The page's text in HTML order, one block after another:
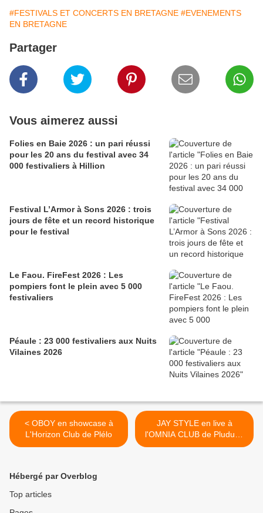
#FESTIVALS ET CONCERTS EN BRETAGNE #EVENEMENTS
EN BRETAGNE
Partager
Vous aimerez aussi
Folies en Baie 2026 : un pari réussi
pour les 20 ans du festival avec 34
000 festivaliers à Hillion
Festival L’Armor à Sons 2026 : trois
jours de fête et un record historique
pour le festival
Le Faou. FireFest 2026 : Les
pompiers font le plein avec 5 000
festivaliers
Péaule : 23 000 festivaliers aux Nuits
Vilaines 2026
< OBOY en showcase à
L'Horizon Club de Plélo
JAY STYLE en live à
l'OMNIA CLUB de Pluduno
>
Hébergé par Overblog
Top articles